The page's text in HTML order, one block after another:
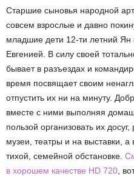
Старшие сыновья народной
совсем взрослые и давно
младшие дети 12-ти летний Ян
Евгенией. В силу своей
бывает в разъездах и
время посвящает своим
отпустить их ни на минуту.
вместе с ними выполняя
пользой организовать их
музеи, театры и на выставки,
тихой, семейной обстановке.
в хорошем качестве HD 720 ,